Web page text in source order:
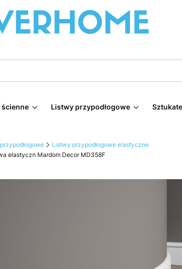
ścienne Listwy przypodłogowe
Listwy przypodłogowe elastyczne
elastyczn Mardom Decor MD358F